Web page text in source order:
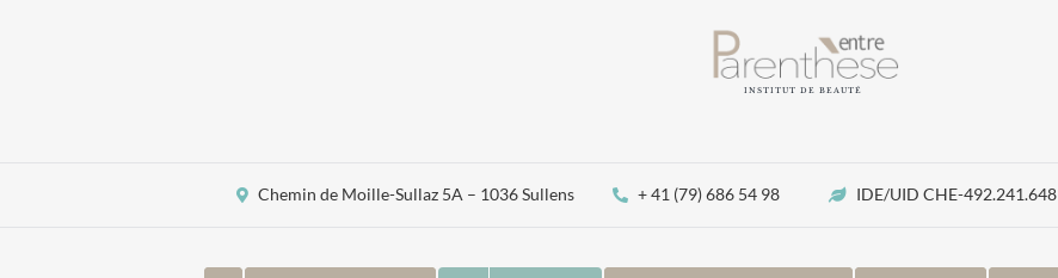
INSTITUT DE BEAUTÉ
Chemin de Moille-Sullaz 5A – 1036 Sullens + 41 (79) 686 54 98 IDE/UID CHE-492.241.648